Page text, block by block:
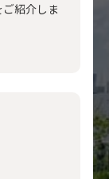
紹介しま